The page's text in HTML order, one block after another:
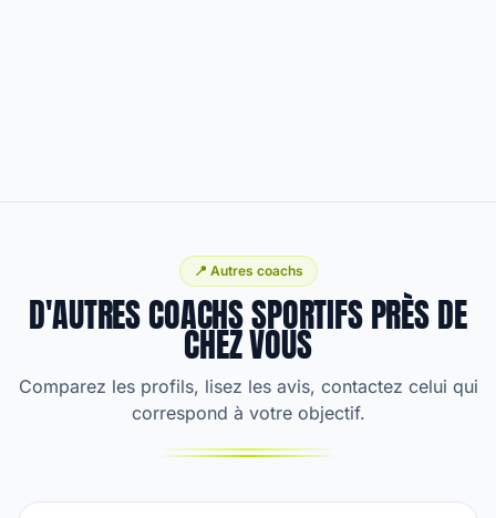
📍 Autres coachs
D'AUTRES COACHS SPORTIFS PRÈS DE
CHEZ VOUS
Comparez les profils, lisez les avis, contactez celui qui
correspond à votre objectif.